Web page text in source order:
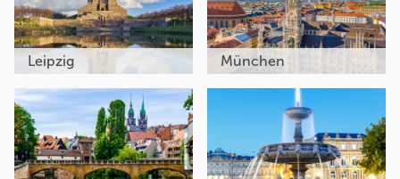
Leipzig München